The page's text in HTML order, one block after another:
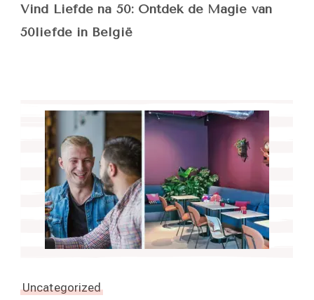
Vind Liefde na 50: Ontdek de Magie van
50liefde in België
Uncategorized